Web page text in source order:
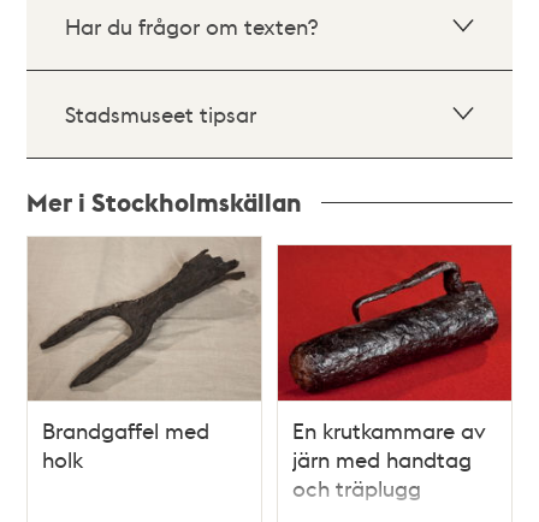
Har du frågor om texten?
Stadsmuseet tipsar
Mer i Stockholmskällan
teman
Brandgaffel med
holk
En krutkammare av
järn med handtag
och träplugg